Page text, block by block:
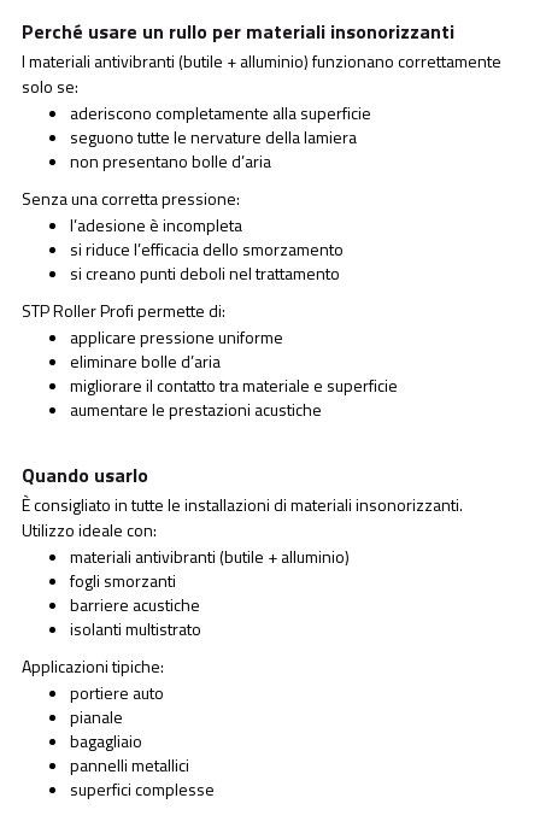
Perché usare un rullo per materiali insonorizzanti
I materiali antivibranti (butile + alluminio) funzionano correttamente
solo se:
aderiscono completamente alla superficie
seguono tutte le nervature della lamiera
non presentano bolle d’aria
Senza una corretta pressione:
l’adesione è incompleta
si riduce l’efficacia dello smorzamento
si creano punti deboli nel trattamento
STP Roller Profi permette di:
applicare pressione uniforme
eliminare bolle d’aria
migliorare il contatto tra materiale e superficie
aumentare le prestazioni acustiche
Quando usarlo
È consigliato in tutte le installazioni di materiali insonorizzanti.
Utilizzo ideale con:
materiali antivibranti (butile + alluminio)
fogli smorzanti
barriere acustiche
isolanti multistrato
Applicazioni tipiche:
portiere auto
pianale
bagagliaio
pannelli metallici
superfici complesse